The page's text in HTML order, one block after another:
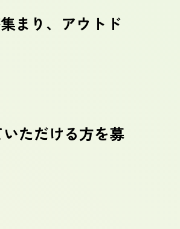
まり、アウトド
ただける方を募